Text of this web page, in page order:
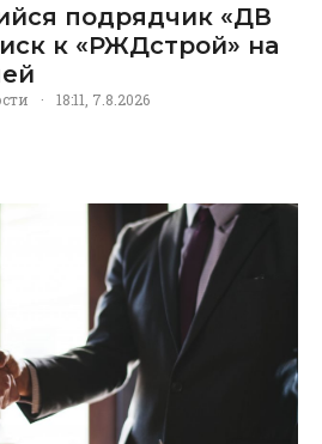
подрядчик «ДВ
к «РЖДстрой» на
· 18:11, 7.8.2026